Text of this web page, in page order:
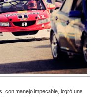
con manejo impecable, logró una